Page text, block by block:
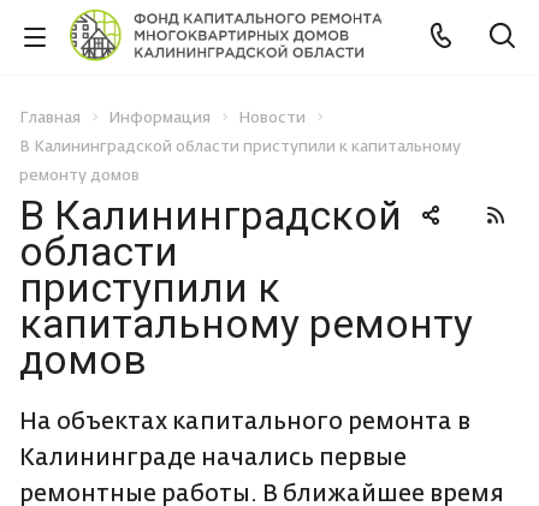
Главная Информация
Новости
В Калининградской области приступили к капитальному
ремонту домов
В Калининградской
области
приступили к
капитальному ремонту
домов
На объектах капитального ремонта в
Калининграде начались первые
ремонтные работы. В ближайшее время